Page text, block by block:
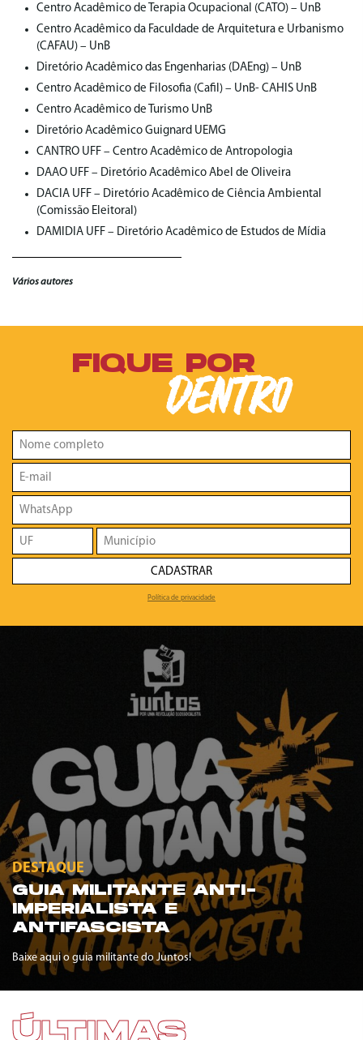
Centro Acadêmico de Terapia Ocupacional (CATO) – UnB
Centro Acadêmico da Faculdade de Arquitetura e Urbanismo
(CAFAU) – UnB
Diretório Acadêmico das Engenharias (DAEng) – UnB
Centro Acadêmico de Filosofia (Cafil) – UnB- ⁠CAHIS UnB
Centro Acadêmico de Turismo UnB
Diretório Acadêmico Guignard UEMG
CANTRO UFF – Centro Acadêmico de Antropologia
DAAO UFF – Diretório Acadêmico Abel de Oliveira
DACIA UFF – Diretório Acadêmico de Ciência Ambiental
(Comissão Eleitoral)
DAMIDIA UFF – Diretório Acadêmico de Estudos de Mídia
Vários autores
FIQUE POR
DENTRO
CADASTRAR
Política de privacidade
DESTAQUE
GUIA MILITANTE ANTI-
IMPERIALISTA E
ANTIFASCISTA
Baixe aqui o guia militante do Juntos!